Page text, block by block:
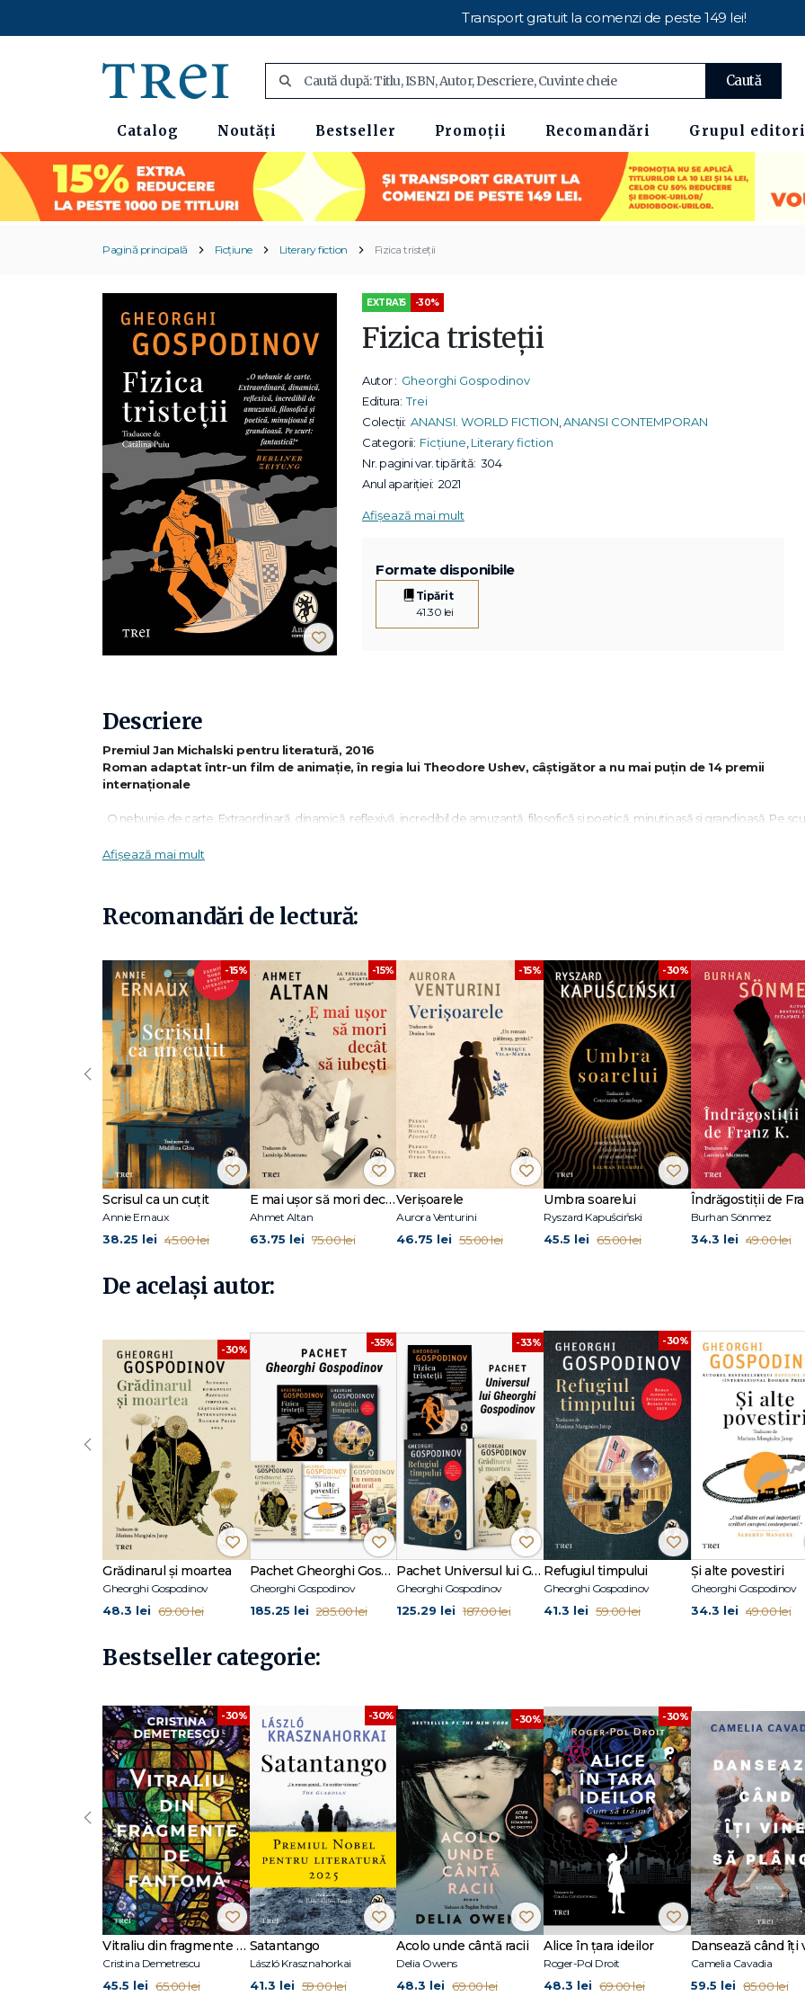
Transport gratuit la comenzi de peste 149 lei!
Caută
Catalog Noutăți Bestseller Promoții Recomandări Grupul
Pagină principală Ficțiune Literary fiction Fizica tristeții
EXTRA15 -30%
Fizica tristeții
Autor : Gheorghi Gospodinov
Editura: Trei
Colecții: ANANSI. WORLD FICTION ANANSI CONTEMPORAN
Categorii: Ficțiune Literary fiction
Nr. pagini var. tipărită: 304
Anul apariției: 2021
Afișează mai mult
Formate disponibile
Tipărit
41.30 lei
Descriere
Premiul Jan Michalski pentru literatură, 2016
Roman adaptat într-un film de animație, în regia lui Theodore Ushev, câștigător a nu mai puțin de 14 premii
internaționale
„O nebunie de carte. Extraordinară, dinamică, reflexivă, incredibil de amuzantă, filosofică și poetică, minuțioasă și grandioasă. Pe
amuzantă a mentalității est­europene. Fizica tristeții este o carte ce are la bază obsesia pentru arhive, colecții, muzee și capsule ale
despre urmele lăsate de timpul pierdut în texte, imagini și asupra obiectelor. În povestea­cadru a lui Gospodinov, Minotaurul este
Gheorghi Gospodinov (n. 1968) este cel mai tradus și apreciat scriitor bulgar al momentului. Romanul său de debut,
Un roman
(apărut în limba română la Editura Cartier), a fost tradus în peste 20 de limbi. A publicat poezie, proză, eseuri, piese de teatru și a
scenarii de film.
Scrie în mod regulat articole pentru cotidianul bulgar
Dnevnik și pentru Deutsche Welle. În prezent trăiește la Sofia.
„Fizica tristeții este o evocare plină de viață a Mitteleuropei aflate sub stăpânirea comunistă, un spațiu în care naratorul, familia lui și
lor comunitate au trăit în subteran, atât la propriu, cât și metaforic."The Literary Review
„Fizica tristeții este povestea unicului arhivar al unei lumi ce nu mai există." The Los Angeles Review
Afișează mai mult
Recomandări de lectură:
-15%
Scrisul ca un cuțit
Annie Ernaux
38.25 lei 45.00 lei
-15%
E mai ușor să mori decât să iubești (seria Cvartetul Otoman, vol.3)
Ahmet Altan
63.75 lei 75.00 lei
-15%
Verișoarele
Aurora Venturini
46.75 lei 55.00 lei
-30%
Umbra soarelui
Ryszard Kapuściński
45.5 lei 65.00 lei
Îndrăgostiții de
Burhan Sönmez
34.3 lei 49.00 lei
‹
De același autor:
-30%
Grădinarul și moartea
Gheorghi Gospodinov
48.3 lei 69.00 lei
-35%
Pachet Gheorghi Gospodinov
Gheorghi Gospodinov
185.25 lei 285.00 lei
-33%
Pachet Universul lui Gheorghi Gospodinov
Gheorghi Gospodinov
125.29 lei 187.00 lei
-30%
Refugiul timpului
Gheorghi Gospodinov
41.3 lei 59.00 lei
Și alte povestiri
Gheorghi Gospodinov
34.3 lei 49.00 lei
‹
Bestseller categorie:
-30%
Vitraliu din fragmente de fantomă
Cristina Demetrescu
45.5 lei 65.00 lei
-30%
Satantango
László Krasznahorkai
41.3 lei 59.00 lei
-30%
Acolo unde cântă racii
Delia Owens
48.3 lei 69.00 lei
-30%
Alice în țara ideilor
Roger-Pol Droit
48.3 lei 69.00 lei
Camelia Cavadia
59.5 lei 85.00 lei
‹